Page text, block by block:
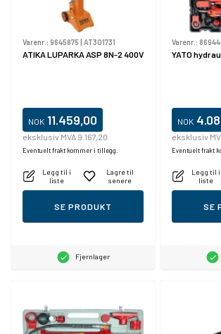
Varenr.: 9645875| AT301731
ATIKA LUPARKA ASP 8N-2 400V
NOK 11.459,00
eksklusiv MVA 9.167,20
Eventuelt frakt kommer i tillegg.
Legg til i
liste
Lagre til
senere
SE PRODUKT
Fjernlager
Varenr.:
YATO
NOK
eksklusiv
Eventuelt frakt
Legg til i
liste
SE